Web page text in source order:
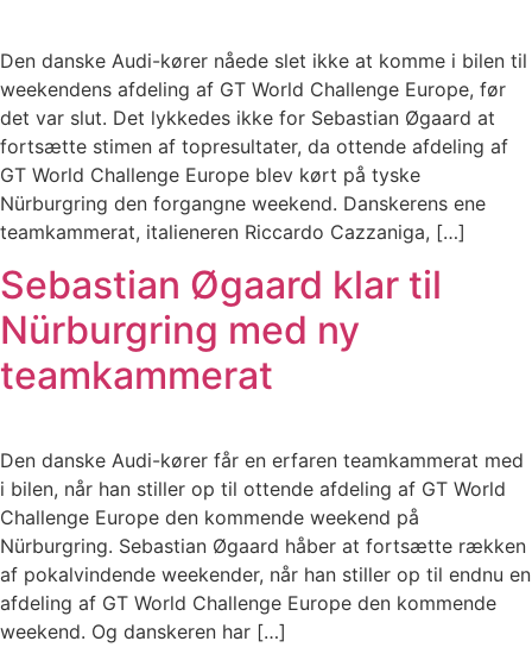
Den danske Audi-kører nåede slet ikke at komme i bilen til
weekendens afdeling af GT World Challenge Europe, før
det var slut. Det lykkedes ikke for Sebastian Øgaard at
fortsætte stimen af topresultater, da ottende afdeling af
GT World Challenge Europe blev kørt på tyske
Nürburgring den forgangne weekend. Danskerens ene
teamkammerat, italieneren Riccardo Cazzaniga, […]
Sebastian Øgaard klar til
Nürburgring med ny
teamkammerat
Den danske Audi-kører får en erfaren teamkammerat med
i bilen, når han stiller op til ottende afdeling af GT World
Challenge Europe den kommende weekend på
Nürburgring. Sebastian Øgaard håber at fortsætte rækken
af pokalvindende weekender, når han stiller op til endnu en
afdeling af GT World Challenge Europe den kommende
weekend. Og danskeren har […]